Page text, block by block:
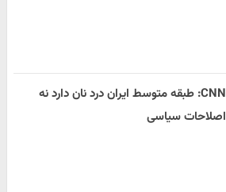
CNN: طبقه متوسط ایران درد نان دارد نه
اصلاحات سیاسی